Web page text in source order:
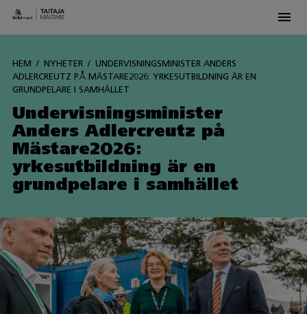
HEM NYHETER
UNDERVISNINGSMINISTER ANDERS
ADLERCREUTZ PÅ MÄSTARE2026: YRKESUTBILDNING ÄR EN
GRUNDPELARE I SAMHÄLLET
Undervisningsminister
Anders Adlercreutz på
Mästare2026:
yrkesutbildning är en
grundpelare i samhället